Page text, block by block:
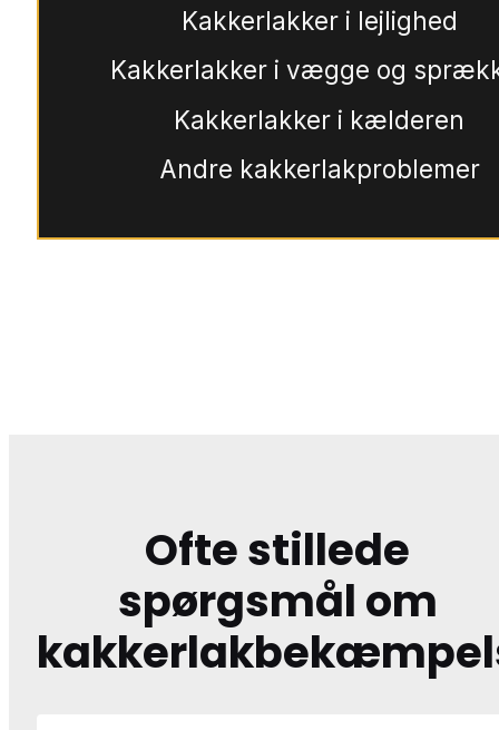
Kakkerlakker i lejlighed
Kakkerlakker i vægge og
Kakkerlakker i kælderen
Andre kakkerlakproblemer
Ofte stillede
spørgsmål om